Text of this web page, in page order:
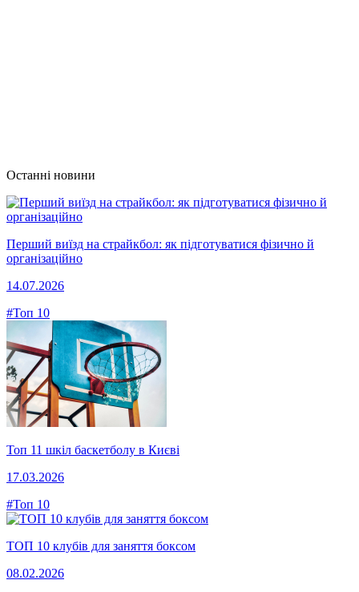
Останні новини
Перший виїзд на страйкбол: як підготуватися фізично й
організаційно
14.07.2026
#Топ 10
Топ 11 шкіл баскетболу в Києві
17.03.2026
#Топ 10
ТОП 10 клубів для заняття боксом
08.02.2026